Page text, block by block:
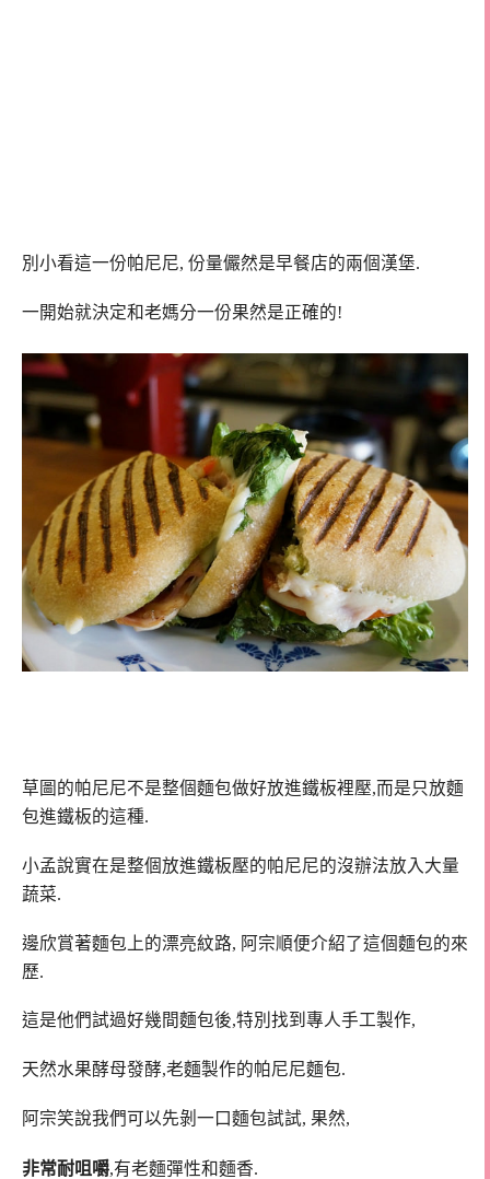
別小看這一份帕尼尼, 份量儼然是早餐店的兩個漢堡.
一開始就決定和老媽分一份果然是正確的!
草圖的帕尼尼不是整個麵包做好放進鐵板裡壓,而是只放麵
包進鐵板的這種.
小孟說實在是整個放進鐵板壓的帕尼尼的沒辦法放入大量
蔬菜.
邊欣賞著麵包上的漂亮紋路, 阿宗順便介紹了這個麵包的來
歷.
這是他們試過好幾間麵包後,特別找到專人手工製作,
天然水果酵母發酵,老麵製作的帕尼尼麵包.
阿宗笑說我們可以先剝一口麵包試試, 果然,
非常耐咀嚼,有老麵彈性和麵香.